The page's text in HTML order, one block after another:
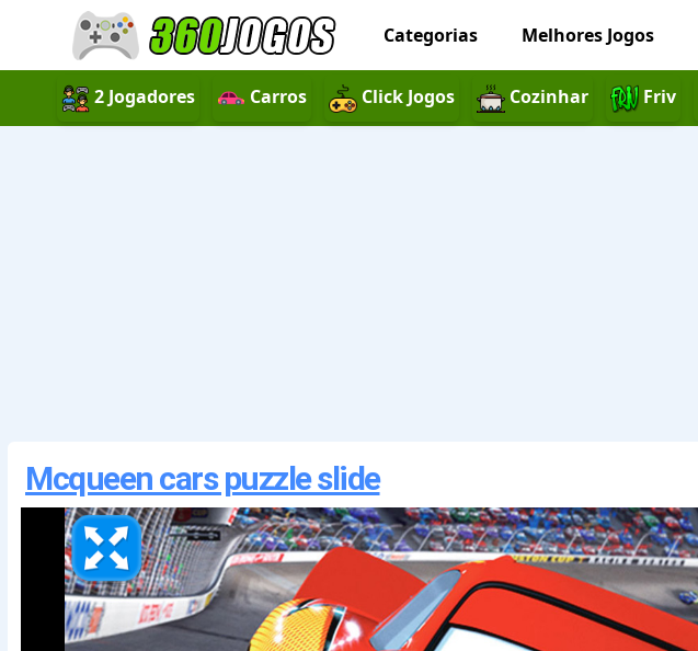
Categorias Melhores Jogos
2 Jogadores Carros Click Jogos Cozinhar Friv
Mcqueen cars puzzle slide